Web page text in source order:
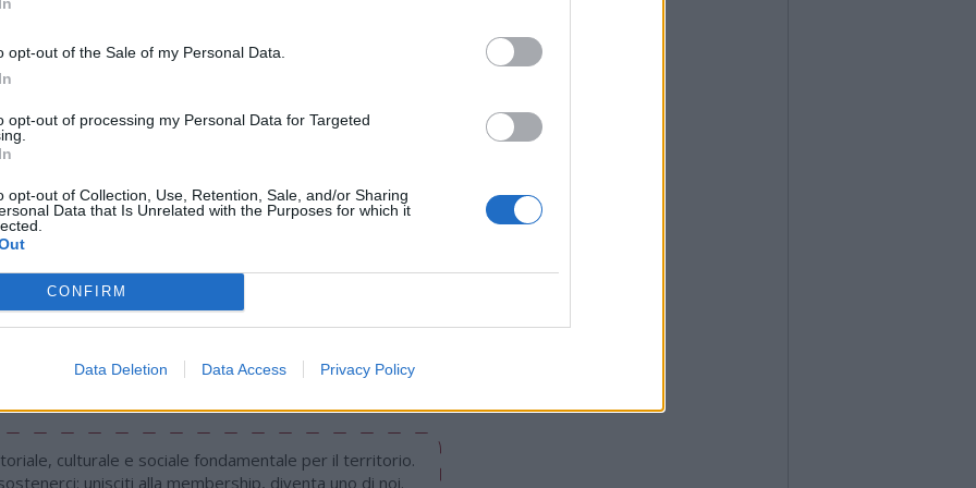
opt-out of the Sale of my Personal Data.
opt-out of processing my Personal Data for Targeted
opt-out of Collection, Use, Retention, Sale, and/or Sharing
Data that Is Unrelated with the Purposes for which it
CONFIRM
Data Deletion Data Access Privacy Policy
(media 45,006)
MOSCON (Ita) in 3h59’58”; 2) Mikhel Raim
(Ola) s.t.; 4) Laurens De Plus (Bel) s.t.; 5)
(Rus); 7) Maison (Fra); 8) Akmetov
(Est) a 1’07”.
Tutti gli eventi
culturale e sociale fondamentale per il territorio.
unisciti alla membership, diventa uno di noi.